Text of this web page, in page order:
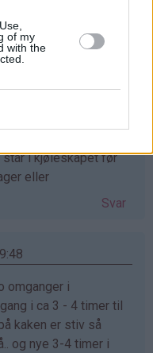
of my
with the
at kaken ikke er
står i kjøleskapet før
eller
Svar
omganger i
i ca 3 - 4 timer til
kaken er stiv så
og nye 3-4 timer i